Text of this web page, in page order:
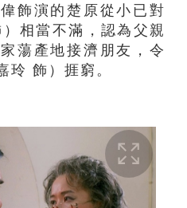
演的楚原從小已對
相當不滿，認為父親
蕩產地接濟朋友，令
玲 飾）捱窮。